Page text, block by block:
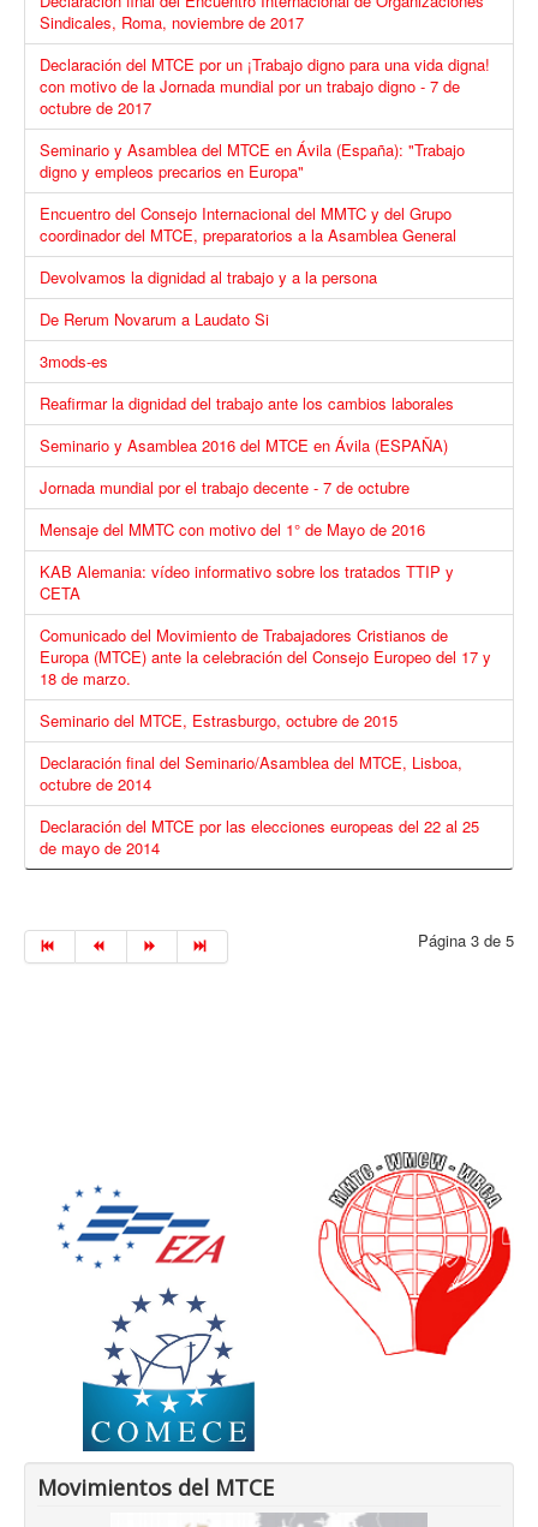
Sindicales, Roma, noviembre de 2017
Declaración del MTCE por un ¡Trabajo digno para una vida digna!
con motivo de la Jornada mundial por un trabajo digno - 7 de
octubre de 2017
Seminario y Asamblea del MTCE en Ávila (España): "Trabajo
digno y empleos precarios en Europa"
Encuentro del Consejo Internacional del MMTC y del Grupo
coordinador del MTCE, preparatorios a la Asamblea General
Devolvamos la dignidad al trabajo y a la persona
De Rerum Novarum a Laudato Si
3mods-es
Reafirmar la dignidad del trabajo ante los cambios laborales
Seminario y Asamblea 2016 del MTCE en Ávila (ESPAÑA)
Jornada mundial por el trabajo decente - 7 de octubre
Mensaje del MMTC con motivo del 1° de Mayo de 2016
KAB Alemania: vídeo informativo sobre los tratados TTIP y
CETA
Comunicado del Movimiento de Trabajadores Cristianos de
Europa (MTCE) ante la celebración del Consejo Europeo del 17 y
18 de marzo.
Seminario del MTCE, Estrasburgo, octubre de 2015
Declaración final del Seminario/Asamblea del MTCE, Lisboa,
octubre de 2014
Declaración del MTCE por las elecciones europeas del 22 al 25
de mayo de 2014
Página 3 de 5
Movimientos del MTCE